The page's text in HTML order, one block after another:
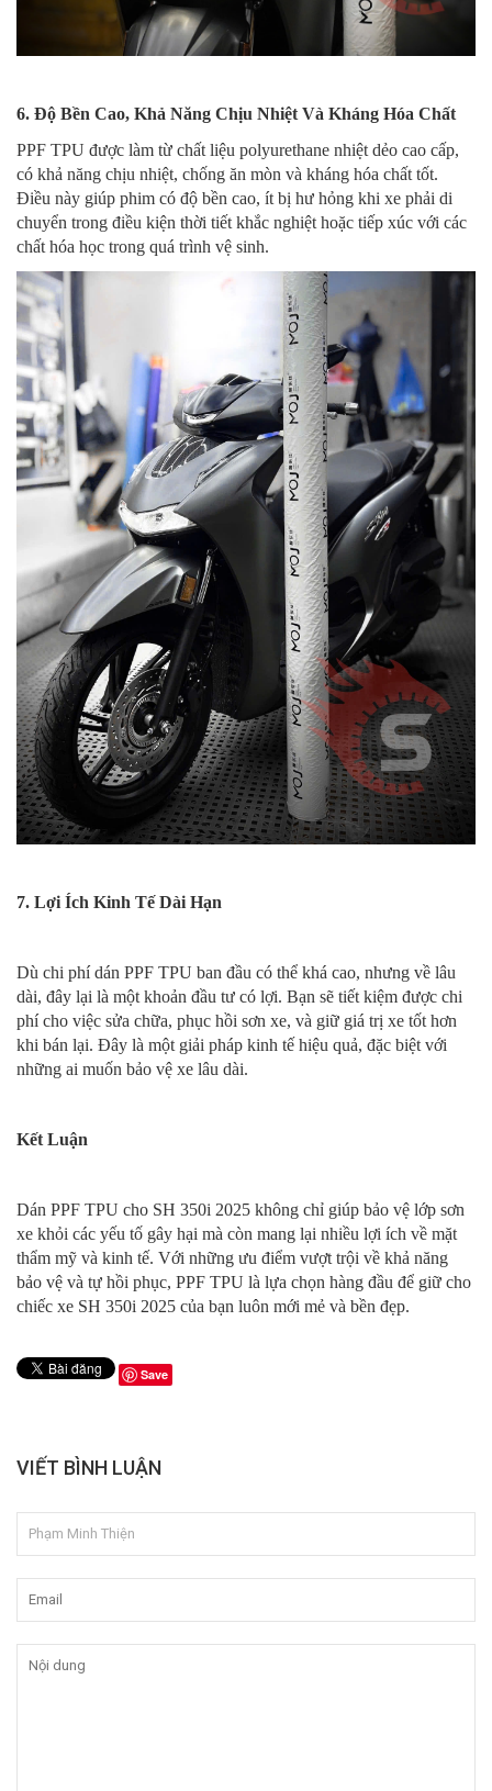
6. Độ Bền Cao, Khả Năng Chịu Nhiệt Và Kháng Hóa Chất
PPF TPU được làm từ chất liệu polyurethane nhiệt dẻo cao cấp,
có khả năng chịu nhiệt, chống ăn mòn và kháng hóa chất tốt.
Điều này giúp phim có độ bền cao, ít bị hư hỏng khi xe phải di
chuyển trong điều kiện thời tiết khắc nghiệt hoặc tiếp xúc với các
chất hóa học trong quá trình vệ sinh.
7. Lợi Ích Kinh Tế Dài Hạn
Dù chi phí dán PPF TPU ban đầu có thể khá cao, nhưng về lâu
dài, đây lại là một khoản đầu tư có lợi. Bạn sẽ tiết kiệm được chi
phí cho việc sửa chữa, phục hồi sơn xe, và giữ giá trị xe tốt hơn
khi bán lại. Đây là một giải pháp kinh tế hiệu quả, đặc biệt với
những ai muốn bảo vệ xe lâu dài.
Kết Luận
Dán PPF TPU cho SH 350i 2025 không chỉ giúp bảo vệ lớp sơn
xe khỏi các yếu tố gây hại mà còn mang lại nhiều lợi ích về mặt
thẩm mỹ và kinh tế. Với những ưu điểm vượt trội về khả năng
bảo vệ và tự hồi phục, PPF TPU là lựa chọn hàng đầu để giữ cho
chiếc xe SH 350i 2025 của bạn luôn mới mẻ và bền đẹp.
Save
VIẾT BÌNH LUẬN